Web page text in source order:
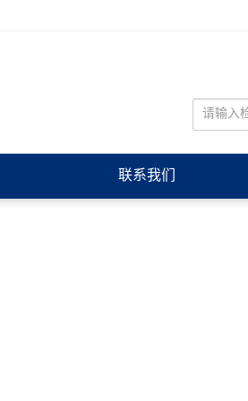
联系我们